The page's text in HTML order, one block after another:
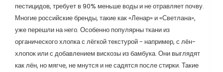
пестицидов, требует в 90% меньше воды и не отравляет почву.
Многие российские бренды, такие как «Ленар» и «Светлана»,
уже перешли на него. Особенно популярны ткани из
органического хлопка с лёгкой текстурой - например, с лён-
хлопок или с добавлением вискозы из бамбука. Они выглядят
как лён, но мягче, не мнутся и не садятся после стирки. Такие